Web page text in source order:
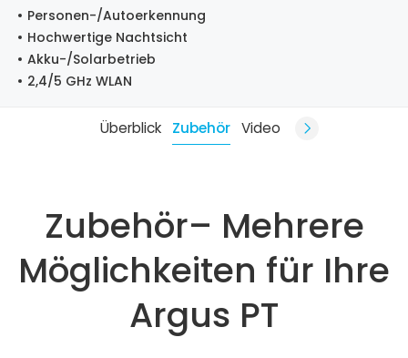
Personen-/Autoerkennung
Hochwertige Nachtsicht
Akku-/Solarbetrieb
2,4/5 GHz WLAN
Überblick Zubehör Video
Zubehör– Mehrere
Möglichkeiten für Ihre
Argus PT